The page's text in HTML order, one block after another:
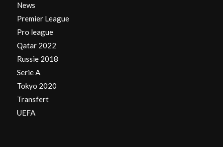
News
Premier League
Pro league
Qatar 2022
Russie 2018
Serie A
Tokyo 2020
Transfert
UEFA